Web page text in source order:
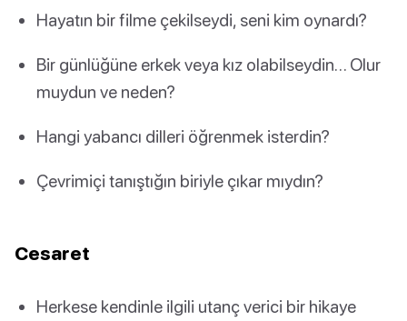
Hayatın bir filme çekilseydi, seni kim oynardı?
Bir günlüğüne erkek veya kız olabilseydin… Olur
muydun ve neden?
Hangi yabancı dilleri öğrenmek isterdin?
Çevrimiçi tanıştığın biriyle çıkar mıydın?
Cesaret
Herkese kendinle ilgili utanç verici bir hikaye